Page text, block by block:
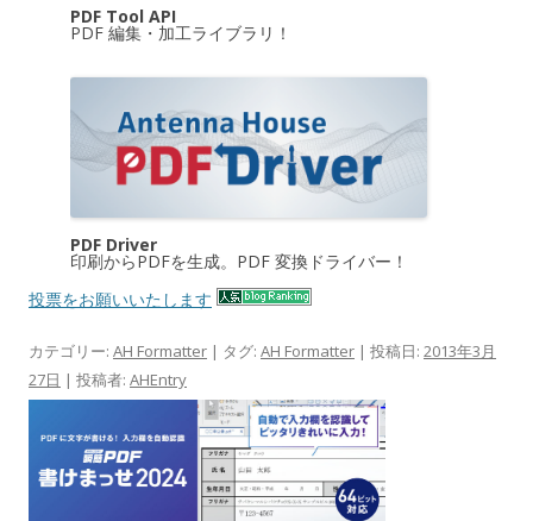
PDF Tool API
PDF 編集・加工ライブラリ！
PDF Driver
印刷からPDFを生成。PDF 変換ドライバー！
投票をお願いいたします
カテゴリー: AH Formatter | タグ: AH Formatter | 投稿日: 2013年3月
27日 | 投稿者: AHEntry